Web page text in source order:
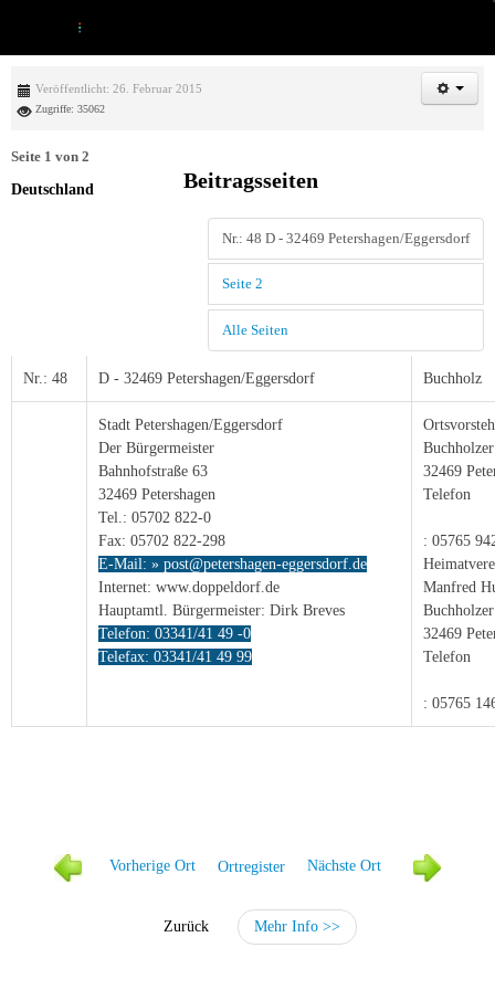
Veröffentlicht: 26. Februar 2015
Zugriffe: 35062
Beitragsseiten
Nr.: 48 D - 32469 Petershagen/Eggersdorf
Seite 2
Alle Seiten
Seite 1 von 2
Deutschland
Nr.: 48 D - 32469 Petershagen/Eggersdorf Buchholz
Stadt Petershagen/Eggersdorf
Der Bürgermeister
Bahnhofstraße 63
32469 Petershagen
Tel.: 05702 822-0
Fax: 05702 822-298
E-Mail: » post@petershagen-eggersdorf.de
Internet: www.doppeldorf.de
Hauptamtl. Bürgermeister: Dirk Breves
Telefon: 03341/41 49 -0
Telefax: 03341/41 49 99
32469
Telefon
: 05765
Manfred
32469
Telefon
: 05765
Vorherige Ort Ortregister Nächste Ort
Zurück Mehr Info >>